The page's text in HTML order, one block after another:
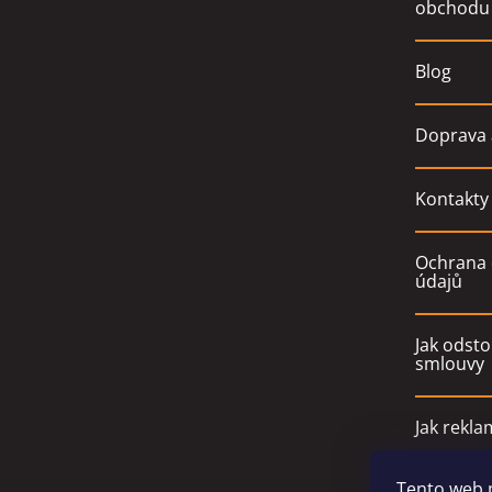
obchodu
Blog
Doprava
Kontakty
údajů
Jak
smlouvy
Jak